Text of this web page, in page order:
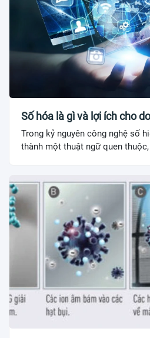
Số hóa là gì và lợi ích cho
Trong kỷ nguyên công nghệ số
thành một thuật ngữ quen